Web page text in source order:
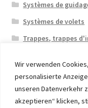
Wir verwenden
personalisierte
unseren Datenverkehr
akzeptieren“ klicken,
Systèmes de
Systèmes de volets
Trappes, trappes